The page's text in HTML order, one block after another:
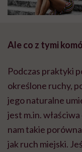
Ale co z tymi
Podczas praktyki
określone ruchy,
jego naturalne
jest m.in.
nam takie
jak ruch miejski.